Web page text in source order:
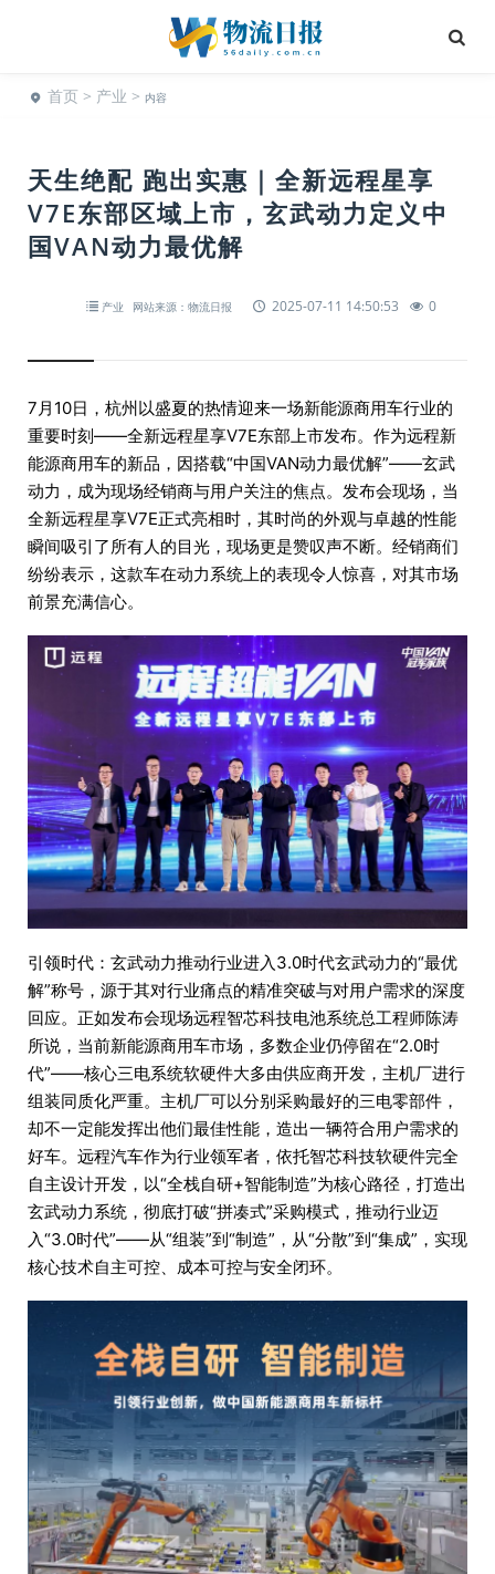
首页 > 产业 > 内容
天生绝配 跑出实惠｜全新远程星享
V7E东部区域上市，玄武动力定义中
国VAN动力最优解
产业 网站来源：物流日报 2025-07-11 14:50:53 0
7月10日，杭州以盛夏的热情迎来一场新能源商用车行业的
重要时刻——全新远程星享V7E东部上市发布。作为远程新
能源商用车的新品，因搭载“中国VAN动力最优解”——玄武
动力，成为现场经销商与用户关注的焦点。发布会现场，当
全新远程星享V7E正式亮相时，其时尚的外观与卓越的性能
瞬间吸引了所有人的目光，现场更是赞叹声不断。经销商们
纷纷表示，这款车在动力系统上的表现令人惊喜，对其市场
前景充满信心。
引领时代：玄武动力推动行业进入3.0时代玄武动力的“最优
解”称号，源于其对行业痛点的精准突破与对用户需求的深度
回应。正如发布会现场远程智芯科技电池系统总工程师陈涛
所说，当前新能源商用车市场，多数企业仍停留在“2.0时
代”——核心三电系统软硬件大多由供应商开发，主机厂进行
组装同质化严重。主机厂可以分别采购最好的三电零部件，
却不一定能发挥出他们最佳性能，造出一辆符合用户需求的
好车。远程汽车作为行业领军者，依托智芯科技软硬件完全
自主设计开发，以“全栈自研+智能制造”为核心路径，打造出
玄武动力系统，彻底打破“拼凑式”采购模式，推动行业迈
入“3.0时代”——从“组装”到“制造”，从“分散”到“集成”，实现
核心技术自主可控、成本可控与安全闭环。